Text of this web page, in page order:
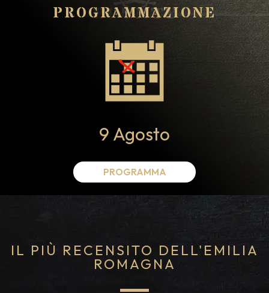
PROGRAMMAZIONE
9 Agosto
PROGRAMMA
IL PIÙ RECENSITO DELL'EMILIA
ROMAGNA